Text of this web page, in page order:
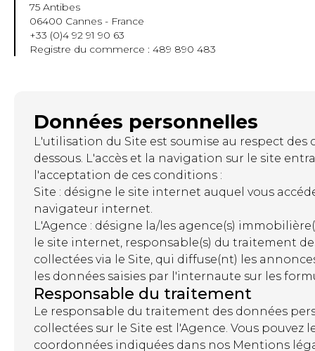
75 Antibes
06400 Cannes - France
+33 (0)4 92 91 90 63
Registre du commerce : 489 890 483
Données personnelles
L'utilisation du Site est soumise au respect des
dessous. L'accès et la navigation sur le site
l'acceptation de ces conditions :
Site : désigne le site internet auquel vous
navigateur internet.
L'Agence : désigne la/les agence(s)
le site internet, responsable(s) du traitement
collectées via le Site, qui diffuse(nt) les
les données saisies par l'internaute sur les
Responsable du traitement
Le responsable du traitement des données
collectées sur le Site est l'Agence. Vous pouvez
coordonnées indiquées dans nos Mentions